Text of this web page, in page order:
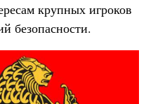
крупных игроков
безопасности.